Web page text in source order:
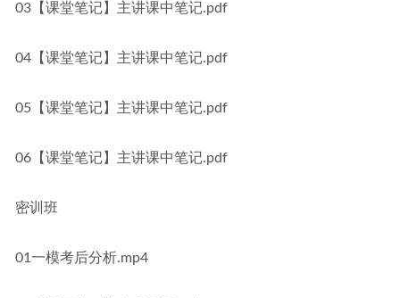
03【课堂笔记】主讲课中笔记.pdf
04【课堂笔记】主讲课中笔记.pdf
05【课堂笔记】主讲课中笔记.pdf
06【课堂笔记】主讲课中笔记.pdf
密训班
01一模考后分析.mp4